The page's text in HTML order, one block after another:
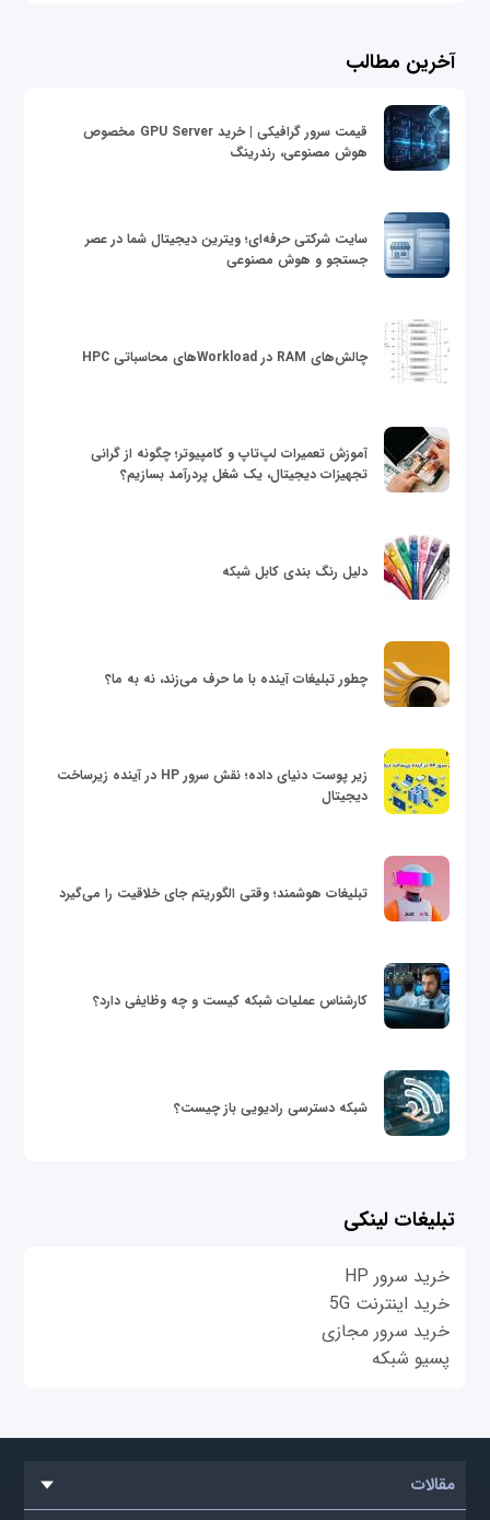
آخرین مطالب
قیمت سرور گرافیکی | خرید GPU Server مخصوص
هوش مصنوعی، رندرینگ
سایت شرکتی حرفه‌ای؛ ویترین دیجیتال شما در عصر
جستجو و هوش مصنوعی
چالش‌های RAM در Workloadهای محاسباتی HPC
آموزش تعمیرات لپ‌تاپ و کامپیوتر؛ چگونه از گرانی
تجهیزات دیجیتال، یک شغل پردرآمد بسازیم؟
دلیل رنگ بندی کابل شبکه
چطور تبلیغات آینده با ما حرف می‌زند، نه به ما؟
زیر پوست دنیای داده؛ نقش سرور HP در آینده زیرساخت
دیجیتال
تبلیغات هوشمند؛ وقتی الگوریتم جای خلاقیت را می‌گیرد
کارشناس عملیات شبکه کیست و چه وظایفی دارد؟
شبکه دسترسی رادیویی باز چیست؟
تبلیغات لینکی
خرید سرور HP
خرید اینترنت 5G
خرید سرور مجازی
پسیو شبکه
مقالات